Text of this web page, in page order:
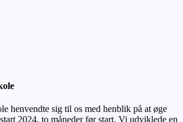
henvendte sig til os med henblik på at øge
2024, to måneder før start. Vi udviklede en